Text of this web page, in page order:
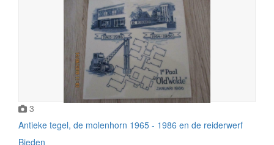
3
Antieke tegel, de molenhorn 1965 - 1986 en de reiderwerf
Bieden